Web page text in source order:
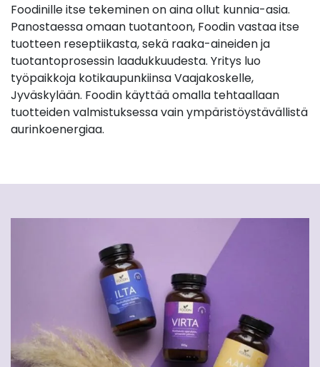
Foodinille itse tekeminen on aina ollut kunnia-asia.
Panostaessa omaan tuotantoon, Foodin vastaa itse
tuotteen reseptiikasta, sekä raaka-aineiden ja
tuotantoprosessin laadukkuudesta. Yritys luo
työpaikkoja kotikaupunkiinsa Vaajakoskelle,
Jyväskylään. Foodin käyttää omalla tehtaallaan
tuotteiden valmistuksessa vain ympäristöystävällistä
aurinkoenergiaa.